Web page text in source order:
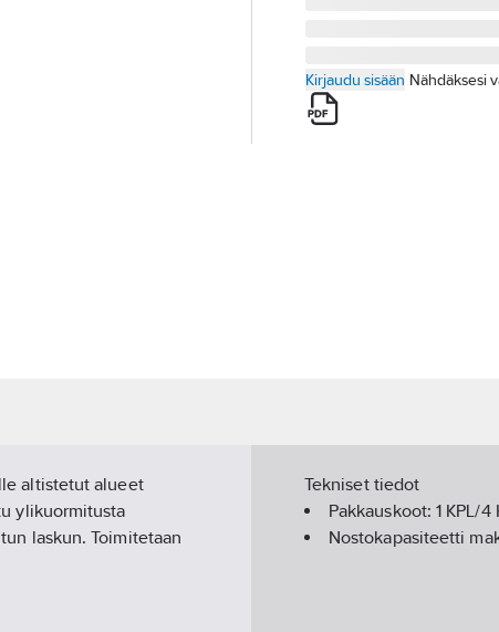
Kirjaudu sisään Nähdäksesi
altistetut alueet
ylikuormitusta
laskun. Toimitetaan
Tekniset tiedot
Pakkauskoot:1 KPL/4
Nostokapasiteetti